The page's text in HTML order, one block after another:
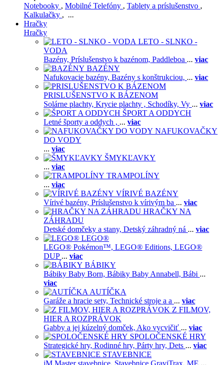
Notebooky , Mobilné Telefóny , Tablety a príslušenstvo ,
Kalkulačky , ...
Hračky
Hračky
LETO - SLNKO -
VODA
Bazény, Príslušenstvo k bazénom, Paddleboa ... viac
BAZÉNY
Nafukovacie bazény, Bazény s konštrukciou, ... viac
PRISLUŠENSTVO K BÁZENOM
Solárne plachty, Krycie plachty , Schodíky, Vy ... viac
ŠPORT A ODDYCH
Letné športy a oddych , ... viac
NAFUKOVAČKY
DO VODY
... viac
ŠMYKĽAVKY
... viac
TRAMPOLÍNY
... viac
VÍRIVÉ BAZÉNY
Vírivé bazény, Príslušenstvo k vírivým ba ... viac
HRAČKY NA
ZÁHRADU
Detské domčeky a stany, Detský záhradný ná ... viac
LEGO®
LEGO® Pokémon™, LEGO® Editions, LEGO®
DUP ... viac
BÁBIKY
Bábiky Baby Born, Bábiky Baby Annabell, Bábi ...
viac
AUTÍČKA
Garáže a hracie sety, Technické stroje a a ... viac
Z FILMOV,
HIER A ROZPRÁVOK
Gabby a jej kúzelný domček, Ako vycvičiť ... viac
SPOLOČENSKÉ HRY
Strategické hry, Rodinné hry, Párty hry, Dets ... viac
STAVEBNICE
iM.Master stavebnice, Stavebnice GraviTrax, ME ...